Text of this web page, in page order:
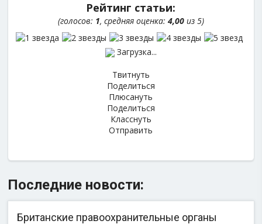
Рейтинг статьи:
(голосов: 1, средняя оценка: 4,00из 5)
Загрузка...
Твитнуть
Поделиться
Плюсануть
Поделиться
Класснуть
Отправить
Последние новости:
Британские правоохранительные органы